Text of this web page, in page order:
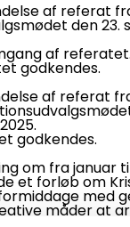
af referat
den
af referatet.
af referat
om fra januar
et forløb om
med
måder at